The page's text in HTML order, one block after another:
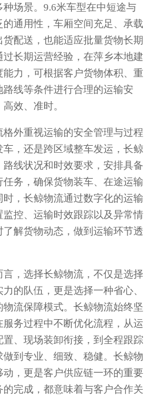
场景。9.6米车型在中短途与
通用性，车厢空间充足、承载
配送，也能适应批量货物长期
长期运营经验，在萍乡本地建
力，可根据客户货物体积、重
线等条件进行合理的运输安
效、准时。
外重视运输的安全管理与过程
，还是跨区域整车发运，长鲸
线状况和时效要求，安排具备
务，确保货物装车、在途运输
，长鲸物流通过数字化的运输
控、运输时效跟踪以及异常情
解货物动态，做到运输环节透
，选择长鲸物流，不仅是选择
的队伍，更是选择一种省心、
流保障模式。长鲸物流始终坚
务过程中不断优化流程，从运
、现场装卸衔接，到全程跟踪
到专业、细致、稳健。长鲸物
，更是客户供应链一环的重要
完成，都意味着与客户合作关